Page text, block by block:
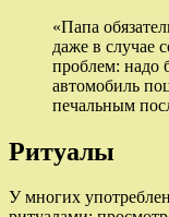
«Папа
даже в случае
проблем: надо
автомобиль
печальным
Ритуалы
У многих